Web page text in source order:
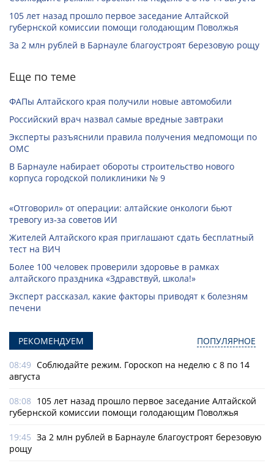
105 лет назад прошло первое заседание Алтайской
губернской комиссии помощи голодающим Поволжья
За 2 млн рублей в Барнауле благоустроят березовую рощу
Еще по теме
ФАПы Алтайского края получили новые автомобили
Российский врач назвал самые вредные завтраки
Эксперты разъяснили правила получения медпомощи по
ОМС
В Барнауле набирает обороты строительство нового
корпуса городской поликлиники № 9
«Отговорил» от операции: алтайские онкологи бьют
тревогу из‑за советов ИИ
Жителей Алтайского края приглашают сдать бесплатный
тест на ВИЧ
Более 100 человек проверили здоровье в рамках
алтайского праздника «Здравствуй, школа!»
Эксперт рассказал, какие факторы приводят к болезням
печени
РЕКОМЕНДУЕМ ПОПУЛЯРНОЕ
08:49 Соблюдайте режим. Гороскоп на неделю с 8 по 14
августа
08:08 105 лет назад прошло первое заседание Алтайской
губернской комиссии помощи голодающим Поволжья
19:45 За 2 млн рублей в Барнауле благоустроят березовую
рощу